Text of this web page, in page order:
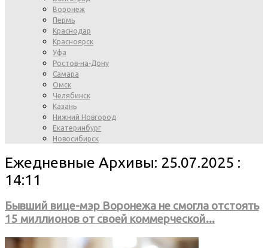
Воронеж
Пермь
Краснодар
Красноярск
Уфа
Ростов-на-Дону
Самара
Омск
Челябинск
Казань
Нижний Новгород
Екатеринбург
Новосибирск
Ежедневные Архивы: 25.07.2025 :
14:11
Бывший вице-мэр Воронежа не смогла отстоять
15 миллионов от своей коммерческой...